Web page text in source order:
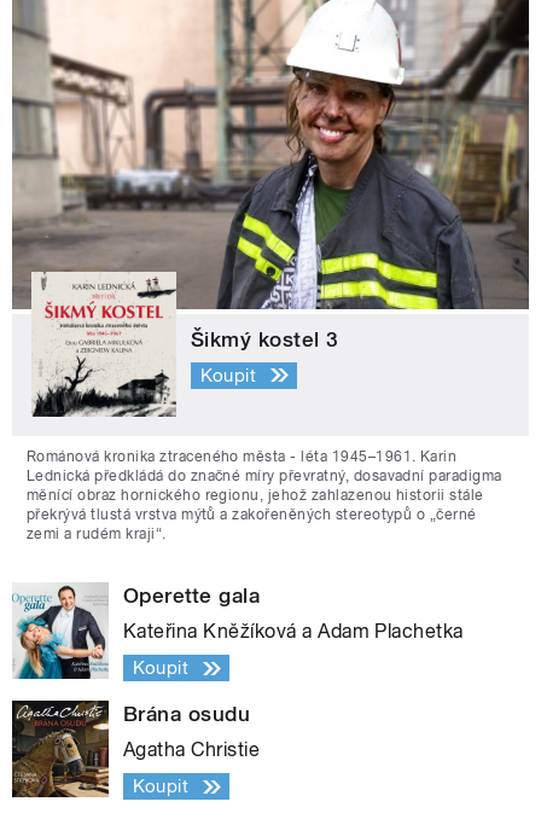
Šikmý kostel 3
Koupit
Románová kronika ztraceného města - léta 1945–1961. Karin
Lednická předkládá do značné míry převratný, dosavadní paradigma
měnící obraz hornického regionu, jehož zahlazenou historii stále
překrývá tlustá vrstva mýtů a zakořeněných stereotypů o „černé
zemi a rudém kraji“.
Operette gala
Kateřina Kněžíková a Adam Plachetka
Koupit
Brána osudu
Agatha Christie
Koupit